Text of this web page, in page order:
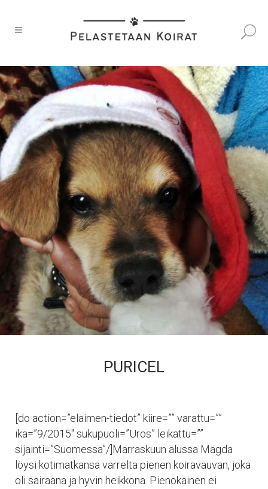
PURICEL
[do action=”elaimen-tiedot” kiire=”” varattu=””
ika=”9/2015″ sukupuoli=”Uros” leikattu=””
sijainti=”Suomessa”/]​Marraskuun alussa Magda
löysi kotimatkansa varrelta pienen koiravauvan, joka
oli sairaana ja hyvin heikkona. Pienokainen ei